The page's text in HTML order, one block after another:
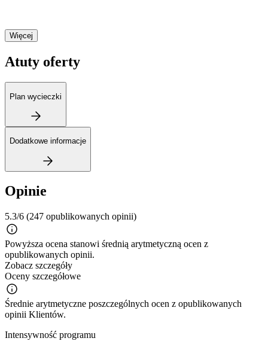
Więcej
Atuty oferty
Plan wycieczki
Dodatkowe informacje
Opinie
5.3/6 (247 opublikowanych opinii)
Powyższa ocena stanowi średnią arytmetyczną ocen z
opublikowanych opinii.
Zobacz szczegóły
Oceny szczegółowe
Średnie arytmetyczne poszczególnych ocen z opublikowanych
opinii Klientów.
Intensywność programu